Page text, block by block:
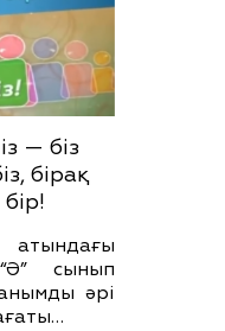
— біз
бірақ
сынып
әрі